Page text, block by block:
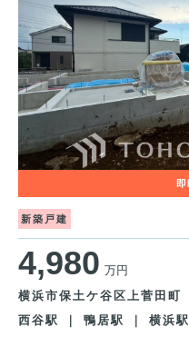
新築戸建
4,980 万円
横浜市保土ケ谷区上菅田町
西谷駅 ｜ 鴨居駅 ｜ 横浜駅